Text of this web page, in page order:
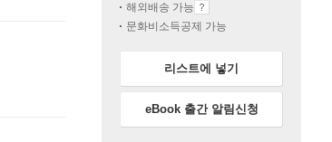
해외배송 가능
문화비소득공제 가능
리스트에 넣기
eBook 출간 알림신청